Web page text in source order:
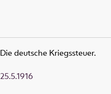
Die deutsche Kriegssteuer.
25.5.1916